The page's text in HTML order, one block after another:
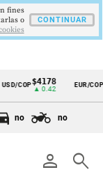
$4178
▲ 0.42
EUR/COP$3648
—
no no
person search
fines
o
CONTINUAR